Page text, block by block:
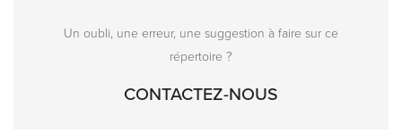
Un oubli, une erreur, une suggestion à faire sur ce
répertoire ?
CONTACTEZ-NOUS